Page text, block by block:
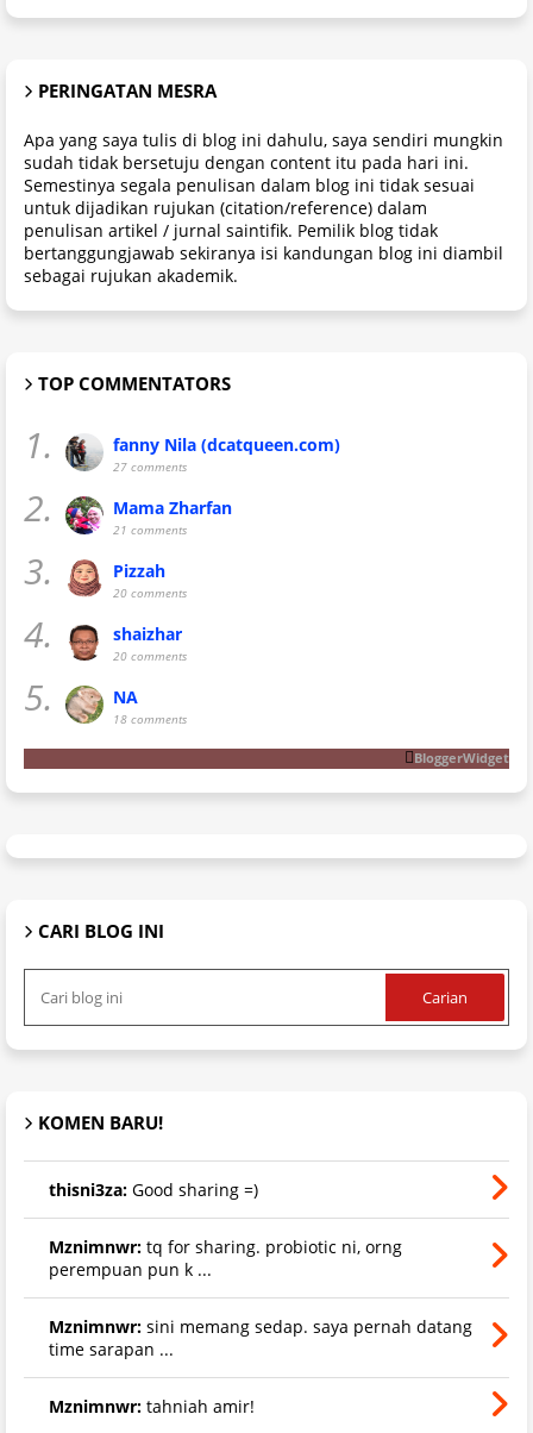
PERINGATAN MESRA
Apa yang saya tulis di blog ini dahulu, saya sendiri mungkin
sudah tidak bersetuju dengan content itu pada hari ini.
Semestinya segala penulisan dalam blog ini tidak sesuai
untuk dijadikan rujukan (citation/reference) dalam
penulisan artikel / jurnal saintifik. Pemilik blog tidak
bertanggungjawab sekiranya isi kandungan blog ini diambil
sebagai rujukan akademik.
TOP COMMENTATORS
1. fanny Nila (dcatqueen.com)
27 comments
2. Mama Zharfan
21 comments
3. Pizzah
20 comments
4. shaizhar
20 comments
5. NA
18 comments
BloggerWidget
CARI BLOG INI
KOMEN BARU!
thisni3za: Good sharing =)
Mznimnwr: tq for sharing. probiotic ni, orng
perempuan pun k ...
Mznimnwr: sini memang sedap. saya pernah datang
time sarapan ...
Mznimnwr: tahniah amir!